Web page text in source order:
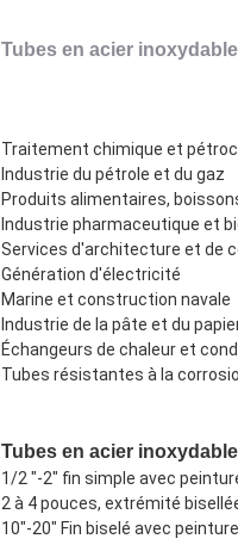
Tubes en acier
Traitement chimique et
Industrie du pétrole et du gaz
Produits alimentaires,
Industrie pharmaceutique et
Services d'architecture et de
Génération d'électricité
Marine et construction navale
Industrie de la pâte et du
Échangeurs de chaleur et
Tubes résistantes à la
Tubes en acier
1/2 "-2" fin simple avec
2 à 4 pouces, extrémité
10"-20" Fin biselé avec